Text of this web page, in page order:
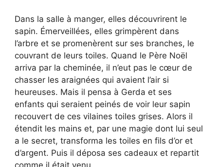
Dans la salle à manger, elles découvrirent le
sapin. Émerveillées, elles grimpèrent dans
l’arbre et se promenèrent sur ses branches, le
couvrant de leurs toiles. Quand le Père Noël
arriva par la cheminée, il n’eut pas le cœur de
chasser les araignées qui avaient l’air si
heureuses. Mais il pensa à Gerda et ses
enfants qui seraient peinés de voir leur sapin
recouvert de ces vilaines toiles grises. Alors il
étendit les mains et, par une magie dont lui seul
a le secret, transforma les toiles en fils d’or et
d’argent. Puis il déposa ses cadeaux et repartit